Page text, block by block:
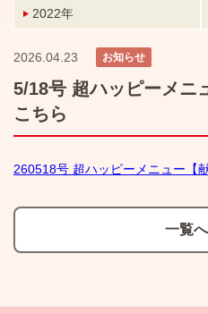
2022年
2026.04.23 お知らせ
5/18号 超ハッピーメニ
こちら
260518号 超ハッピーメニュー【
一覧